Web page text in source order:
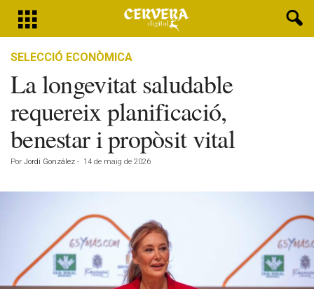
SELECCIÓ ECONÒMICA
La longevitat saludable
requereix planificació,
benestar i propòsit vital
Por Jordi González - 14 de maig de 2026